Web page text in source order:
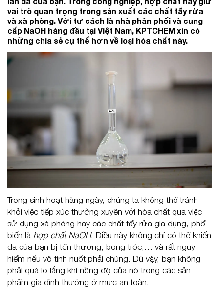
vai trò quan trọng trong sản xuất các chất tẩy rửa
và xà phòng. Với tư cách là nhà phân phối và cung
cấp NaOH hàng đầu tại Việt Nam, KPTCHEM xin có
những chia sẻ cụ thể hơn về loại hóa chất này.
Trong sinh hoạt hàng ngày, chúng ta không thể tránh
khỏi việc tiếp xúc thường xuyên với hóa chất qua việc
sử dụng xà phòng hay các chất tẩy rửa gia dụng, phổ
biến là hợp chất NaOH. Điều này không chỉ có thể khiến
da của bạn bị tổn thương, bong tróc,… và rất nguy
hiểm nếu vô tình nuốt phải chúng. Dù vậy, bạn không
phải quá lo lắng khi nồng độ của nó trong các sản
phẩm gia đình thường ở mức an toàn.